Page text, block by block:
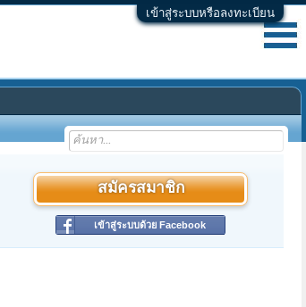
เข้าสู่ระบบหรือลงทะเบียน
สมัครสมาชิก
เข้าสู่ระบบด้วย Facebook